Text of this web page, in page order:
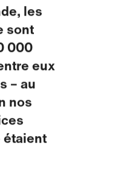
les
sont
000
eux
– au
nos
étaient